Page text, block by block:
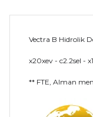
Vectra B Hidrolik
x20xev - c2.2sel -
** FTE, Alman